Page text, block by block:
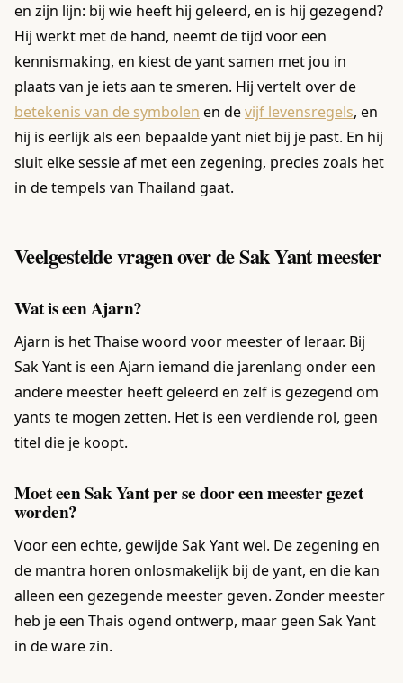
en zijn lijn: bij wie heeft hij geleerd, en is hij gezegend?
Hij werkt met de hand, neemt de tijd voor een
kennismaking, en kiest de yant samen met jou in
plaats van je iets aan te smeren. Hij vertelt over de
betekenis van de symbolen en devijf levensregels, en
hij is eerlijk als een bepaalde yant niet bij je past. En hij
sluit elke sessie af met een zegening, precies zoals het
in de tempels van Thailand gaat.
Veelgestelde vragen over de Sak Yant meester
Wat is een Ajarn?
Ajarn is het Thaise woord voor meester of leraar. Bij
Sak Yant is een Ajarn iemand die jarenlang onder een
andere meester heeft geleerd en zelf is gezegend om
yants te mogen zetten. Het is een verdiende rol, geen
titel die je koopt.
Moet een Sak Yant per se door een meester gezet
worden?
Voor een echte, gewijde Sak Yant wel. De zegening en
de mantra horen onlosmakelijk bij de yant, en die kan
alleen een gezegende meester geven. Zonder meester
heb je een Thais ogend ontwerp, maar geen Sak Yant
in de ware zin.